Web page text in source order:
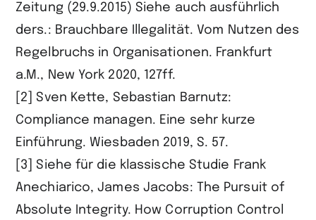
Zeitung (29.9.2015) Siehe auch ausführlich
ders.: Brauchbare Illegalität. Vom Nutzen des
Regelbruchs in Organisationen. Frankfurt
a.M., New York 2020, 127ff.
[2] Sven Kette, Sebastian Barnutz:
Compliance managen. Eine sehr kurze
Einführung. Wiesbaden 2019, S. 57.
[3] Siehe für die klassische Studie Frank
Anechiarico, James Jacobs: The Pursuit of
Absolute Integrity. How Corruption Control